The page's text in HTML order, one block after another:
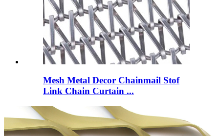
Mesh Metal Decor Chainmail Stof
Link Chain Curtain ...